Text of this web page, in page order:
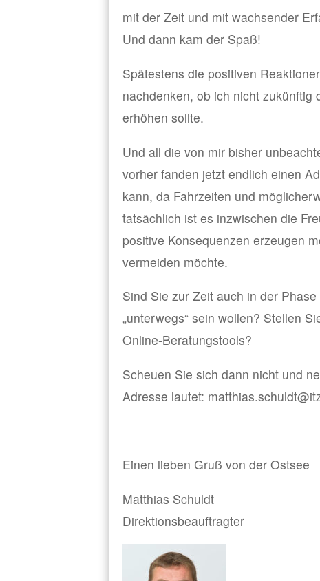
mit der Zeit und mit wachsender
Und dann kam der Spaß!
Spätestens die positiven
nachdenken, ob ich nicht
erhöhen sollte.
Und all die von mir bisher
vorher fanden jetzt endlich einen
kann, da Fahrzeiten und
tatsächlich ist es inzwischen die
positive Konsequenzen erzeugen
vermeiden möchte.
Sind Sie zur Zeit auch in der
„unterwegs“ sein wollen? Stellen
Online-Beratungstools?
Scheuen Sie sich dann nicht und
Adresse lautet:
Einen lieben Gruß von der Ostsee
Matthias Schuldt
Direktionsbeauftragter